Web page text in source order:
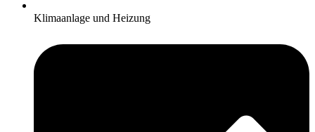
Klimaanlage und Heizung